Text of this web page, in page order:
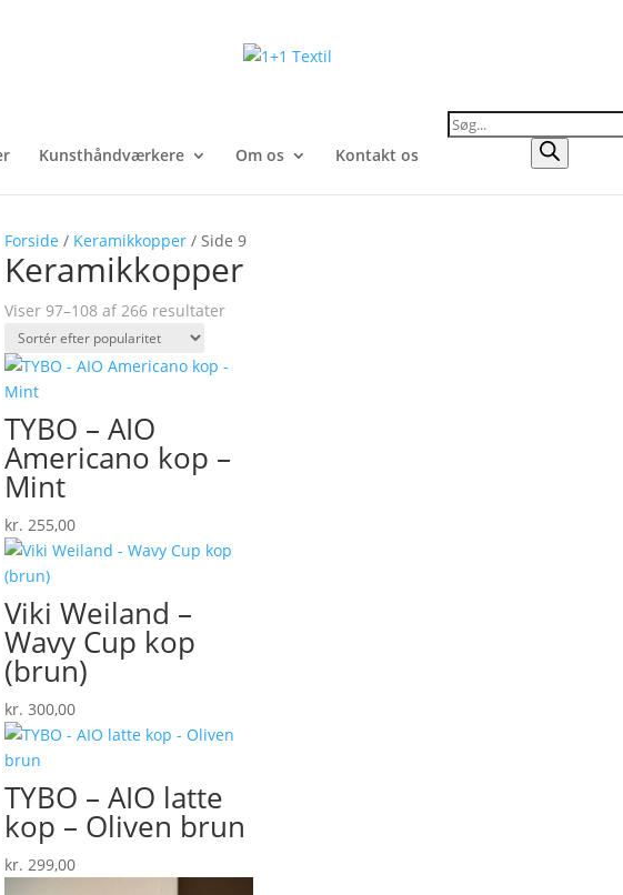
Kunsthåndværkere Om os Kontakt os
Products
search
Forside / Keramikkopper/ Side 9
Keramikkopper
Viser 97–108 af 266 resultaterSorteret
TYBO – AIO
Americano kop –
Mint
kr. 255,00
Viki Weiland –
Wavy Cup kop
(brun)
kr. 300,00
TYBO – AIO latte
kop – Oliven brun
kr. 299,00